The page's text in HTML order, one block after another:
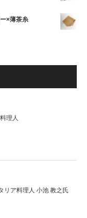
×薄茶糸
理人
リア料理人 小池 教之氏